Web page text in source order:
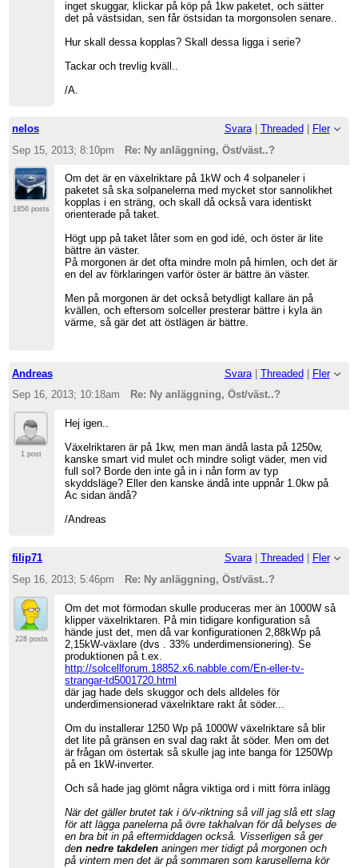
inget skuggar, klickar på köp på 1kw paketet, och sätter
det på västsidan, sen får östsidan ta morgonsolen senare..
Hur skall dessa kopplas? Skall dessa ligga i serie?
Tackar och trevlig kväll..
/A.
nelos Svara| Threaded | Fler
Sep 15, 2013; 8:10pm
Re: Ny anläggning, Öst/väst..?
1856 posts
Om det är en växelriktare på 1kW och 4 solpaneler i
paketet så ska solpanelerna med mycket stor sannolikhet
kopplas i en sträng, och skall då också vara identiskt
orienterade på taket.
Högt upp på taket låter som en god idé, och öster är lite
bättre än väster.
På morgonen är det ofta mindre moln på himlen, och det är
en del av förklaringen varför öster är bättre än väster.
Men på morgonen är det också betydligt kallare än på
kvällen, och eftersom solceller presterar bättre i kyla än
värme, så gär det att östlägen är bättre.
Andreas Svara| Threaded | Fler
Sep 16, 2013; 10:18am
Re: Ny anläggning, Öst/väst..?
1 post
Hej igen..
Växelriktaren är på 1kw, men man ändå lasta på 1250w,
kanske smart vid mulet och mindre soligt väder, men vid
full sol? Borde den inte gå in i nån form av typ
skyddsläge? Eller den kanske ändå inte uppnår 1.0kw på
Ac sidan ändå?
/Andreas
filip71 Svara| Threaded
Fler
Sep 16, 2013; 5:46pm
Re: Ny anläggning, Öst/väst..?
228 posts
Om det mot förmodan skulle produceras mer än 1000W så
klipper växelriktaren. På min tidigare konfiguration så
hände just det, men då var konfigurationen 2,88kWp på
2,15kW-växlare (dvs . 33% underdimensionering). Se
produktionen på t.ex.
http://solcellforum.18852.x6.nabble.com/En-eller-tv-
strangar-td5001720.html
där jag hade dels skuggor och dels alldeles för
underdimensionerad växelriktare rakt åt söder...
Om du installerar 1250 Wp på 1000W växelriktare så blir
det lite på gränsen en sval dag rakt åt söder. Men om det
är frågan om östertak så skulle jag inte banga för 1250Wp
på en 1kW-inverter.
Och så hade jag glömt några viktiga ord i mitt förra inlägg
När det gäller brutet tak i ö/v-riktning så vill jag slå ett slag
för att lägga panelerna på övre takhalvan för då belyses de
en bra bit in på eftermiddagen också. Visserligen så ger
den nedre takdelen aningen mer tidigt på morgonen och
på vintern men det är på sommaren som karusellerna kör